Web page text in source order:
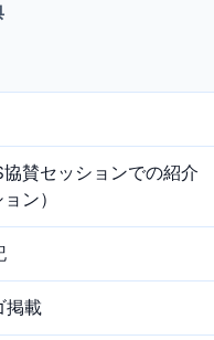
賛セッションでの紹介
ン）
掲載